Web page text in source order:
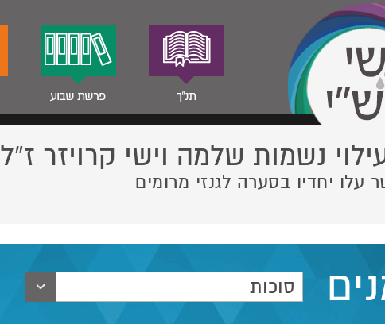
תנ"ך פרשת שבוע
נשמות שלמה וישי קרויזר ז”ל
עלו יחדיו בסערה לגנזי מרומים
סוכות